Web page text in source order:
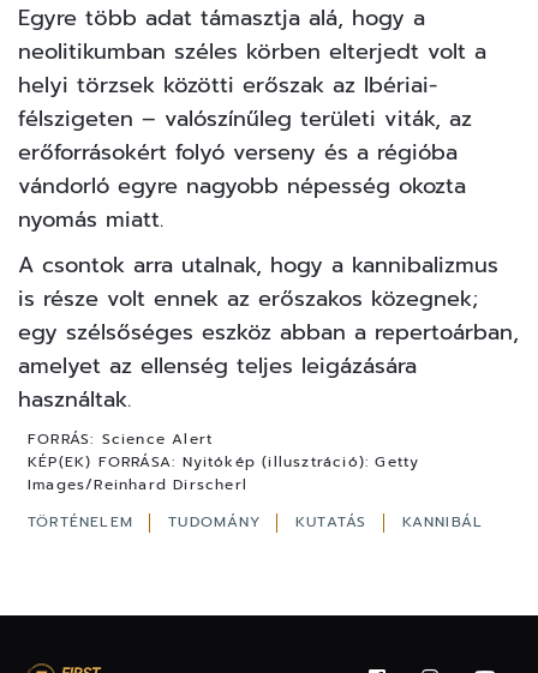
Egyre több adat támasztja alá, hogy a
neolitikumban széles körben elterjedt volt a
helyi törzsek közötti erőszak az Ibériai-
félszigeten – valószínűleg területi viták, az
erőforrásokért folyó verseny és a régióba
vándorló egyre nagyobb népesség okozta
nyomás miatt.
A csontok arra utalnak, hogy a kannibalizmus
is része volt ennek az erőszakos közegnek;
egy szélsőséges eszköz abban a repertoárban,
amelyet az ellenség teljes leigázására
használtak.
FORRÁS: Science Alert
KÉP(EK) FORRÁSA: Nyitókép (illusztráció): Getty
Images/Reinhard Dirscherl
TÖRTÉNELEM
TUDOMÁNY KUTATÁS KANNIBÁL